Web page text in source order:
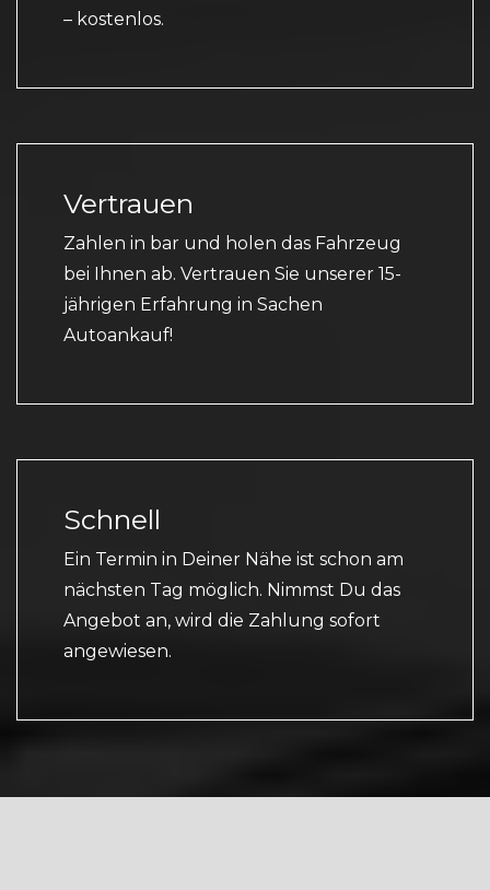
– kostenlos.
Vertrauen
Zahlen in bar und holen das Fahrzeug
bei Ihnen ab. Vertrauen Sie unserer 15-
jährigen Erfahrung in Sachen
Autoankauf!
Schnell
Ein Termin in Deiner Nähe ist schon am
nächsten Tag möglich. Nimmst Du das
Angebot an, wird die Zahlung sofort
angewiesen.